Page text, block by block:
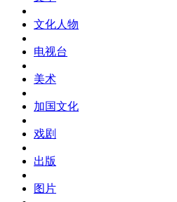
文化人物
电视台
美术
加国文化
戏剧
出版
图片